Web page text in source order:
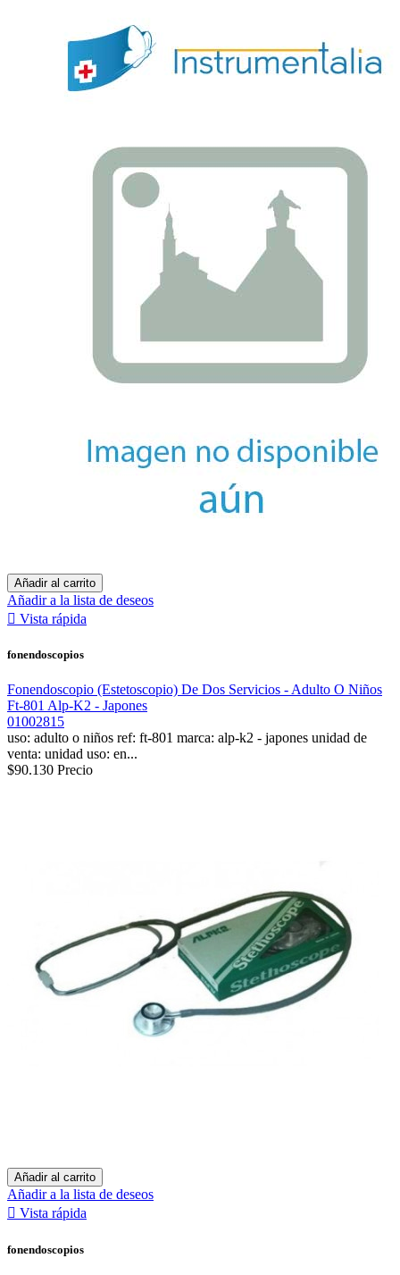
Añadir al carrito
Añadir a la lista de deseos
 Vista rápida
fonendoscopios
Fonendoscopio (Estetoscopio) De Dos Servicios - Adulto O Niños
Ft-801 Alp-K2 - Japones
01002815
uso: adulto o niños ref: ft-801 marca: alp-k2 - japones unidad de
venta: unidad uso: en...
$90.130 Precio
Añadir al carrito
Añadir a la lista de deseos
 Vista rápida
fonendoscopios